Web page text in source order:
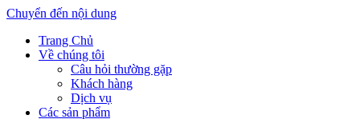
Chuyển đến nội dung
Trang Chủ
Về chúng tôi
Câu hỏi thường gặp
Khách hàng
Dịch vụ
Các sản phẩm